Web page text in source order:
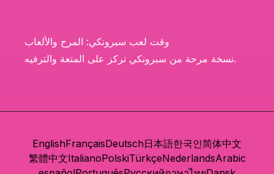
وقت لعب سبرونكي: المرح والألعاب
نسخة مرحة من سبرونكي تركز على المتعة والترفيه.
EnglishFrançaisDeutsch日本語한국인简体中文
繁體中文ItalianoPolskiTürkçeNederlandsArabic